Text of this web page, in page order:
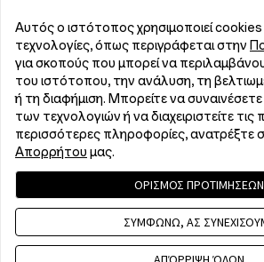
Power & Cables
Bundles
Lifestyle
OnePlus Trade-in
Υπηρεσία Επισκευών
Εγχειρίδια χρήσης
Contact Us
Αντιμετώπιση προβλημάτων
Community
Red Cable Club
OnePlus Store App
Get Support From OnePlus
Πολιτική Ιδιωτικότητας User Agreement
Security Response Center (OneSRC)
© 2013 - 2026 OnePlus. All Rights Reserved.
Αυτός ο ιστότοπος χρησιμοποιεί cookies
τεχνολογίες, όπως περιγράφεται στην
για σκοπούς που μπορεί να
του ιστότοπου, την ανάλυση, τη
ή τη διαφήμιση. Μπορείτε να
των τεχνολογιών ή να διαχειριστείτε τις
περισσότερες πληροφορίες, ανατρέξτε
Απορρήτου μας.
ΟΡΙΣΜΟΣ ΠΡΟΤΙΜΗΣΕΩΝ
ΣΥΜΦΩΝΩ, ΑΣ